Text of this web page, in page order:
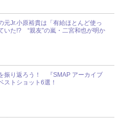
元Jr.小原裕貴は「有給ほとんど使っ
いた!? “親友”の嵐・二宮和也が明か
振り返ろう！ 『SMAP アーカイブ
ストショット6選！